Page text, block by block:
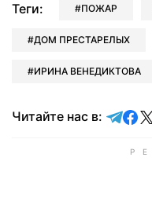
Теги: ПОЖАР
ДОМ ПРЕСТАРЕЛЫХ
ИРИНА ВЕНЕДИКТОВА
Читайте нас в: